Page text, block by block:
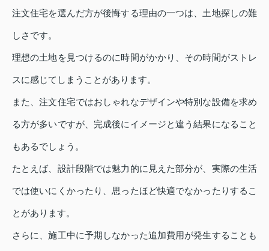
注文住宅を選んだ方が後悔する理由の一つは、土地探しの難
しさです。
理想の土地を見つけるのに時間がかかり、その時間がストレ
スに感じてしまうことがあります。
また、注文住宅ではおしゃれなデザインや特別な設備を求め
る方が多いですが、完成後にイメージと違う結果になること
もあるでしょう。
たとえば、設計段階では魅力的に見えた部分が、実際の生活
では使いにくかったり、思ったほど快適でなかったりするこ
とがあります。
さらに、施工中に予期しなかった追加費用が発生することも